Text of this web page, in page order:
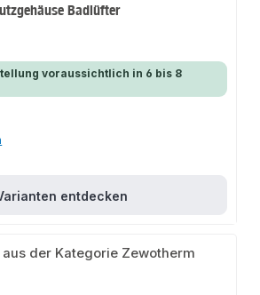
Badlüfter
voraussichtlich in 6 bis 8
entdecken